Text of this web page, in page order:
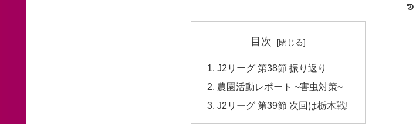
目次
J2リーグ 第38節 振り返り
農園活動レポート ~害虫対策~
J2リーグ 第39節 次回は栃木戦!